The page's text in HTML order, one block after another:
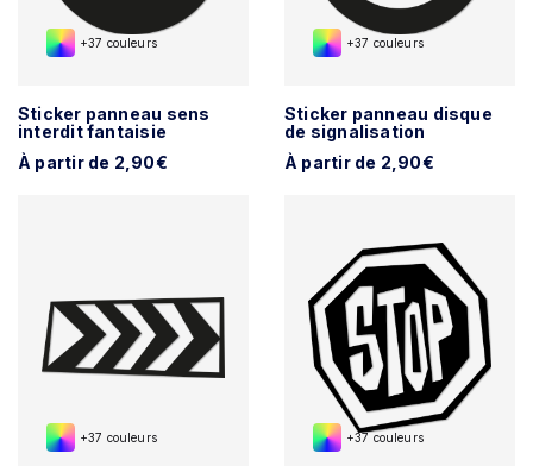
+37 couleurs
Sticker panneau sens
interdit fantaisie
À partir de 2,90€
+37 couleurs
Sticker panneau disque
de signalisation
À partir de 2,90€
+37 couleurs +37 couleurs